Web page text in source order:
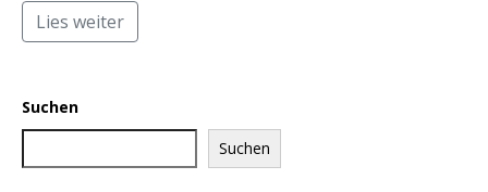
Lies weiter
Suchen
Suchen